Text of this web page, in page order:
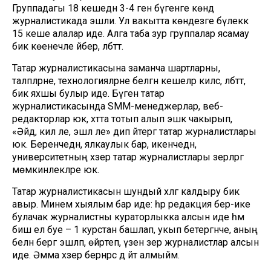
Группадагы 18 кешедән 3-4 генә бүгенге көндә
журналистикада эшли. Ул вакытта көндезге бүлеккә
15 кеше алалар иде. Алга таба зур группалар ясамау
бик көенечле әйбер, әлбәттә.
Татар журналистикасына заманча шартларны,
таләпләрне, технологияләрне белгән кешеләр килсә, әлбәттә,
бик яхшы булыр иде. Бүген татар
журналистикасында SMM-менеджерлар, веб-
редакторлар юк, хәтта тотып алып эшкә чакырып,
«Әйдә, кил әле, эшлә әле» дип әйтергә татар журналистлары
юк. Беренчедән, ялкаулык бар, икенчедән,
университетның хәзер татар журналистлары әзерләргә
мөмкинлекләре юк.
Татар журналистикасын шундый хәлгә калдыру бик
авыр. Минем хыялым бар иде: һәр редакция бер-ике
булачак журналистны кураторлыкка алсын иде һәм
биш ел буе – 1 курстан башлап, укып бетергәнче, аның
белән бергә эшләп, өйрәтеп, үзенә әзер журналистлар алсын
иде. Әмма хәзер бернәрсә дә әйтә алмыйм.